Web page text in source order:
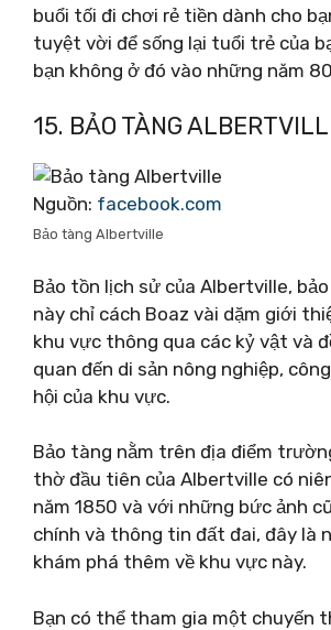
buổi tối đi chơi rẻ tiền dành cho
tuyệt vời để sống lại tuổi trẻ của
bạn không ở đó vào những năm
15. BẢO TÀNG
Nguồn: facebook.com
Bảo tàng Albertville
Bảo tồn lịch sử của Albertville,
này chỉ cách Boaz vài dặm giới
khu vực thông qua các kỷ vật và
quan đến di sản nông nghiệp,
hội của khu vực.
Bảo tàng nằm trên địa điểm
thờ đầu tiên của Albertville có
năm 1850 và với những bức ảnh
chính và thông tin đất đai, đây là
khám phá thêm về khu vực này.
Bạn có thể tham gia một chuyến